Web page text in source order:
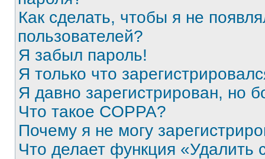
Как сделать, чтобы я не
пользователей?
Я забыл пароль!
Я только что
Я давно зарегистрирован, но
Что такое COPPA?
Почему я не могу
Что делает функция «Удалить